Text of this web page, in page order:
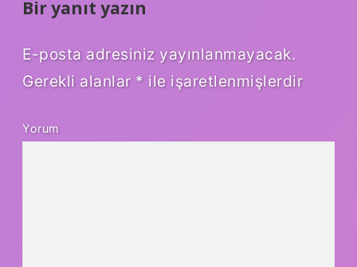
Bir yanıt yazın
E-posta adresiniz yayınlanmayacak.
Gerekli alanlar * ile işaretlenmişlerdir
Yorum